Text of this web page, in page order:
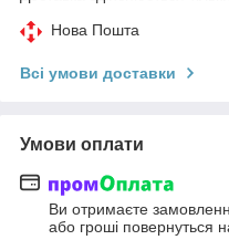
Нова Пошта
Всі умови доставки
Умови оплати
Ви отримаєте
або гроші повернуться